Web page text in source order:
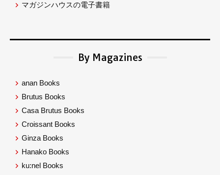
マガジンハウスの電子書籍
By Magazines
anan Books
Brutus Books
Casa Brutus Books
Croissant Books
Ginza Books
Hanako Books
ku:nel Books